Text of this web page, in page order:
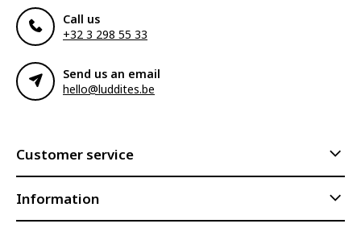
Call us
+32 3 298 55 33
Send us an email
hello@luddites.be
Customer service
Information